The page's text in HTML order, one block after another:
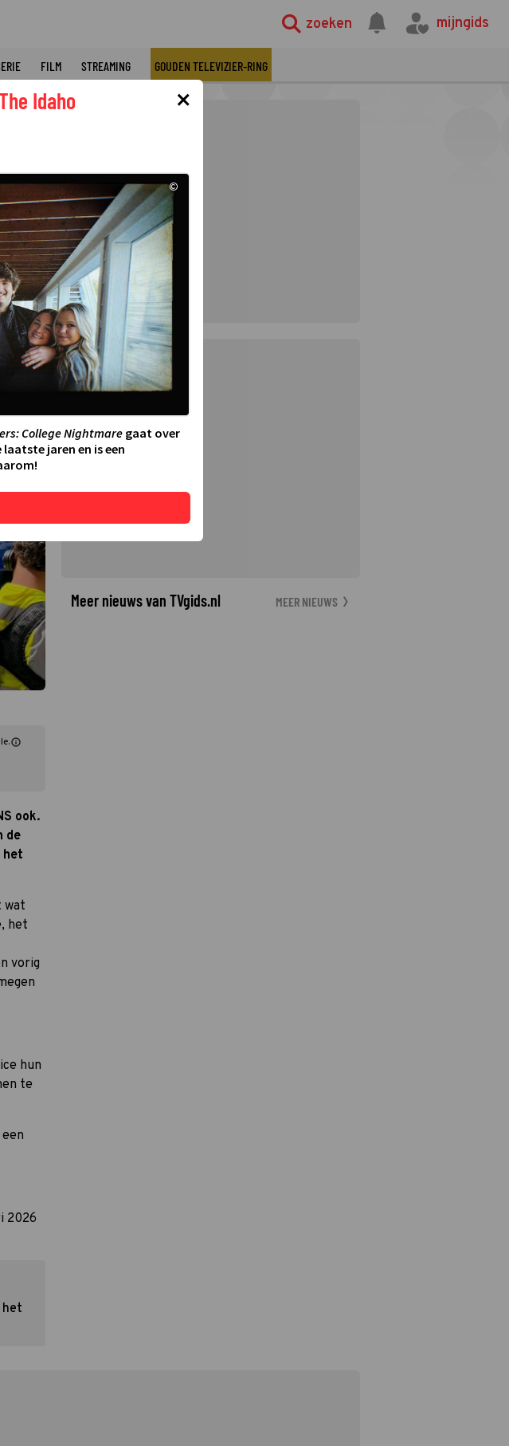
zoeken mijngids
FILM STREAMING GOUDEN TELEVIZIER-RING
©
ook.
de
het
wat
het
vorig
hun
te
2026
het
Meer nieuws van TVgids.nl MEER NIEUWS
×
Idaho
©
College Nightmaregaat over
jaren en is een